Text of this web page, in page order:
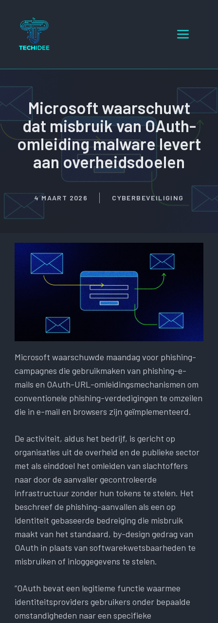
inhoud
Menu
Microsoft waarschuwt
dat misbruik van OAuth-
omleiding malware levert
aan overheidsdoelen
4 MAART 2026 CYBERBEVEILIGING
Microsoft waarschuwde maandag voor phishing-
campagnes die gebruikmaken van phishing-e-
mails en OAuth-URL-omleidingsmechanismen om
conventionele phishing-verdedigingen te omzeilen
die in e-mail en browsers zijn geïmplementeerd.
De activiteit, aldus het bedrijf, is gericht op
organisaties uit de overheid en de publieke sector
met als einddoel het omleiden van slachtoffers
naar door de aanvaller gecontroleerde
infrastructuur zonder hun tokens te stelen. Het
beschreef de phishing-aanvallen als een op
identiteit gebaseerde bedreiging die misbruik
maakt van het standaard, by-design gedrag van
OAuth in plaats van softwarekwetsbaarheden te
misbruiken of inloggegevens te stelen.
“OAuth bevat een legitieme functie waarmee
identiteitsproviders gebruikers onder bepaalde
omstandigheden naar een specifieke